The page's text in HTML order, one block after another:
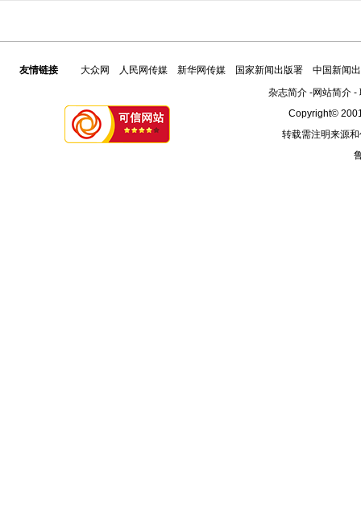
友情链接 大众网 人民网传媒 新华网传媒 国家新闻出版署
中国新闻
杂志简介-网站简介-
Copyright©
转载需注明来源